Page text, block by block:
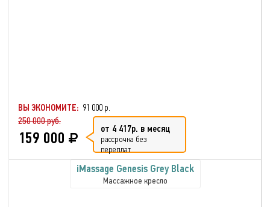
ВЫ ЭКОНОМИТЕ: 91 000 р.
250 000 руб.
159 000 от 4 417р. в месяц
рассрочка без
переплат
iMassage Genesis Grey Black
Массажное кресло